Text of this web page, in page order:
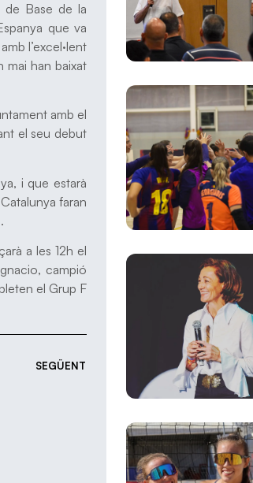
de Base de la
que va
l’excel·lent
mai han baixat
amb el
el seu debut
i que estarà
faran
a les 12h el
campió
el Grup F
SEGÜENT